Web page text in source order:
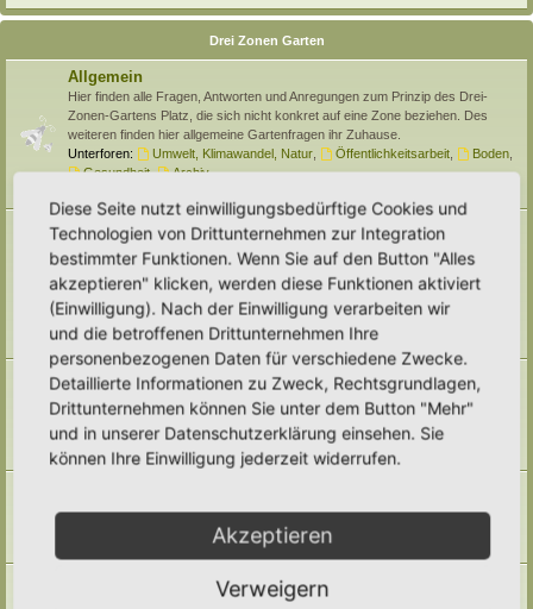
Drei Zonen Garten
Allgemein
Hier finden alle Fragen, Antworten und Anregungen zum Prinzip des Drei-
Zonen-Gartens Platz, die sich nicht konkret auf eine Zone beziehen. Des
weiteren finden hier allgemeine Gartenfragen ihr Zuhause.
Unterforen:
Umwelt, Klimawandel, Natur, Öffentlichkeitsarbeit, Boden,
Gesundheit,
Archiv
Naturmodule & kleine Biotope
Alles um die Naturmodule, sowie Wald-Themen, Sumpfzonen, Wasserzonen,
wechselfeuchte Gebiete, nährstoffreichere Areale, usw.
Unterforen:
Trockenmauern, Pyramiden , Teiche & Wasserstellen
Sandarien, Reisighaufen & Laubhaufen, Totholz, Käferkeller
Benjeshecke, Sonstige Lebensräume
Archiv
Themen:71
Pufferzone
Hier gehört alles hin, was die Pufferzone in einem Hortus betrifft. Frage,
Antworten, Wissen und Ideen: Her damit!
Unterforum:
Archiv
Themen:29
Themen der Ertragszone finden hier einen Platz.
Diese Seite nutzt einwilligungsbedürftige Cookies und
Technologien von Drittunternehmen zur Integration
bestimmter Funktionen. Wenn Sie auf den Button "Alles
akzeptieren" klicken, werden diese Funktionen aktiviert
(Einwilligung). Nach der Einwilligung verarbeiten wir
und die betroffenen Drittunternehmen Ihre
personenbezogenen Daten für verschiedene Zwecke.
Detaillierte Informationen zu Zweck, Rechtsgrundlagen,
Drittunternehmen können Sie unter dem Button "Mehr"
und in unserer Datenschutzerklärung einsehen. Sie
können Ihre Einwilligung jederzeit widerrufen.
Akzeptieren
Verweigern